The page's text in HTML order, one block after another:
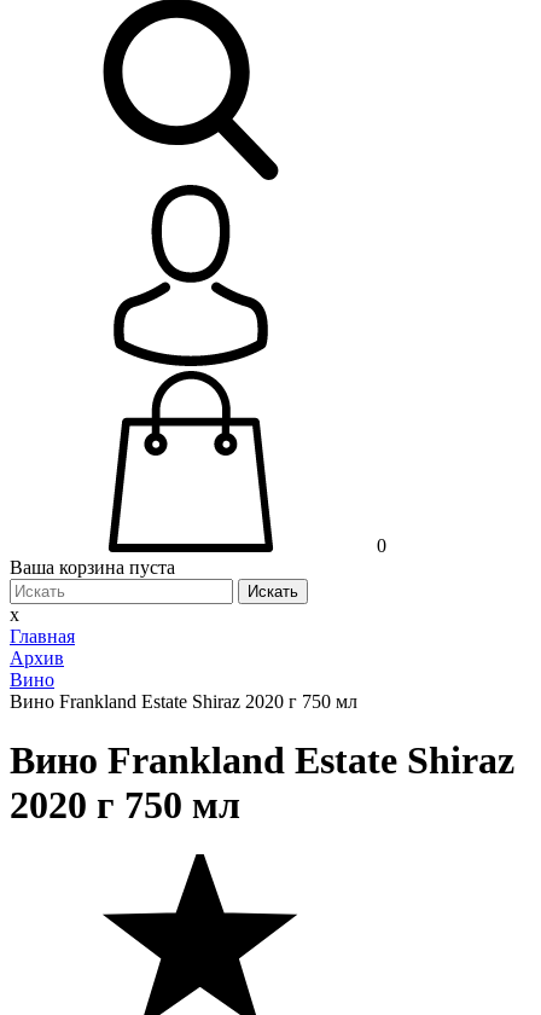
0
Ваша корзина пуста
Искать
x
Главная
Архив
Вино
Вино Frankland Estate Shiraz 2020 г 750 мл
Вино Frankland Estate Shiraz
2020 г 750 мл